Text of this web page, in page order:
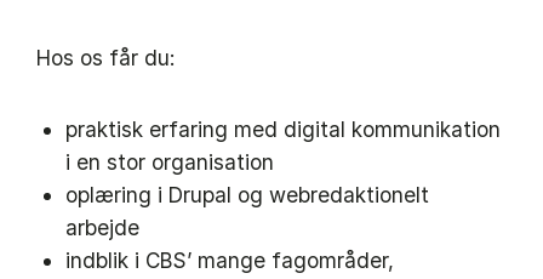
Hos os får du:
praktisk erfaring med digital kommunikation
i en stor organisation
oplæring i Drupal og webredaktionelt
arbejde
indblik i CBS’ mange fagområder,